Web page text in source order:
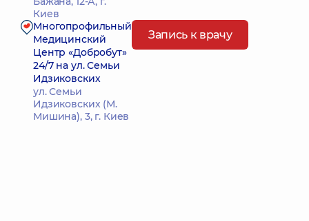
Киев
Многопрофильный
Медицинский
Центр «Добробут»
24/7 на ул. Семьи
Идзиковских
ул. Семьи
Идзиковских (М.
Мишина), 3, г. Киев
Запись к врачу